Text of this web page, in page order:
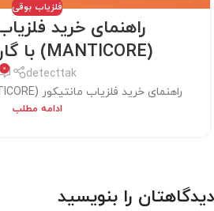
فلزیاب بوقی
راهنمای خرید
(MANTICORE) با گارانتی معتبر
detecttak
0
راهنمای خرید فلزیاب مانتیکور (MANTICORE) با گارانتی معتبر
ادامه مطلب
دیدگاهتان را بنویسید